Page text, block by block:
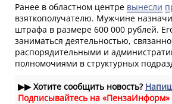
Ранее в областном центре вынесли
взяткополучателю. Мужчине
штрафа в размере 600 000 рублей.
заниматься деятельностью,
распорядительными и
полномочиями в структурных
▶▶Хотите сообщить новость?
Подписывайтесь на «ПензаИнформ»